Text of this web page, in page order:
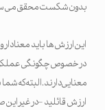
بدون شکست محقق می
این ارزش ها باید
در خصوص چگونگی عملکرد
معنایی دارند. البته که
ارزش قائلید – در غیر